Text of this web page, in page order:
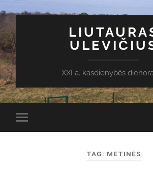
XXI a. kasdienybės
Toggle
mobile
TAG: METINĖS